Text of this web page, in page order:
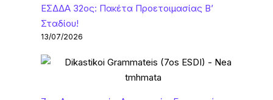
ΕΣΔΔΑ 32ος: Πακέτα Προετοιμασίας Β’
Σταδίου!
13/07/2026